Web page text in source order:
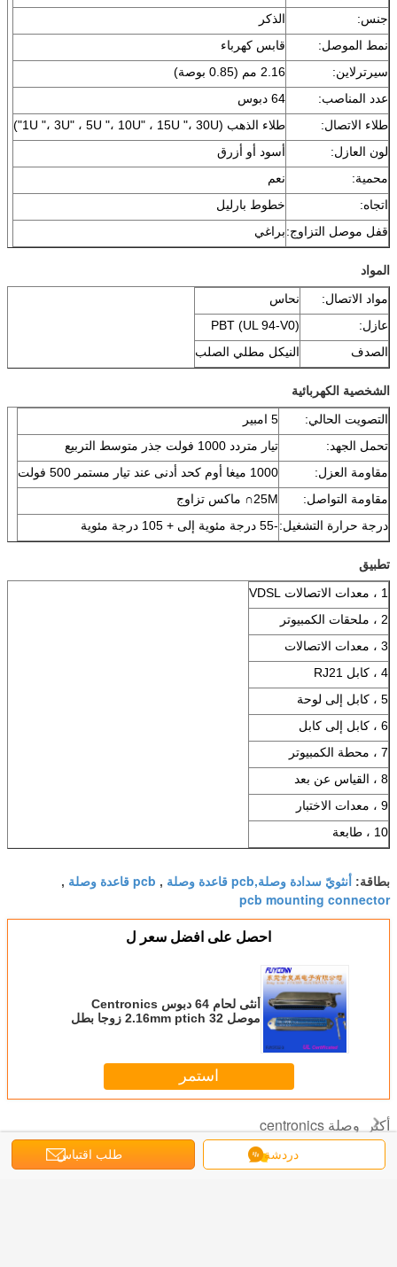
جنس:
الذكر
نمط الموصل:
قابس كهرباء
سيرترلاين:
2.16 مم (0.85 بوصة)
عدد المناصب:
64 دبوس
طلاء الاتصال:
طلاء الذهب (1U "، 3U" ، 5U "، 10U" ، 15U "، 30U")
لون العازل:
أسود أو أزرق
محمية:
نعم
اتجاه:
خطوط بارليل
قفل موصل التزاوج:براغي
المواد
مواد الاتصال:
نحاس
عازل:
PBT (UL 94-V0)
الصدف
النيكل مطلي الصلب
الشخصية الكهربائية
التصويت الحالي:
5 امبير
تحمل الجهد:
تيار متردد 1000 فولت جذر متوسط ​​التربيع
مقاومة العزل:
1000 ميغا أوم كحد أدنى عند تيار مستمر 500 فولت
مقاومة التواصل:
25M∩ ماكس تزاوج
درجة حرارة التشغيل:-55 درجة مئوية إلى + 105 درجة مئوية
تطبيق
1 ، معدات الاتصالات VDSL
2 ، ملحقات الكمبيوتر
3 ، معدات الاتصالات
4 ، كابل RJ21
5 ، كابل إلى لوحة
6 ، كابل إلى كابل
7 ، محطة الكمبيوتر
8 ، القياس عن بعد
9 ، معدات الاختبار
10 ، طابعة
بطاقة: أنثويّ سدادة وصلة,pcb قاعدة وصلة , pcb قاعدة وصلة ,
pcb mounting connector
احصل على افضل سعر ل
أنثى لحام 64 دبوس Centronics
موصل 2.16mm ptich 32 زوجا بطل
استمر
أكثر وصلة centronics
دردشة طلب اقتباس